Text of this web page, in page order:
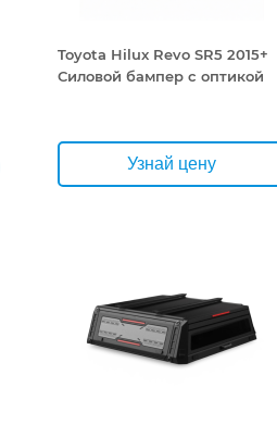
Toyota Hilux Revo SR5 2015+
Силовой бампер с оптикой
Узнай цену